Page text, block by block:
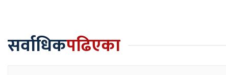
सर्वाधिकपढिएका